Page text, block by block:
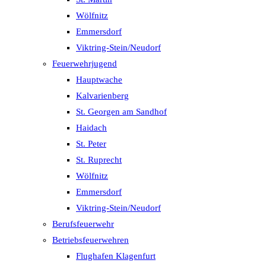
Wölfnitz
Emmersdorf
Viktring-Stein/Neudorf
Feuerwehrjugend
Hauptwache
Kalvarienberg
St. Georgen am Sandhof
Haidach
St. Peter
St. Ruprecht
Wölfnitz
Emmersdorf
Viktring-Stein/Neudorf
Berufsfeuerwehr
Betriebsfeuerwehren
Flughafen Klagenfurt